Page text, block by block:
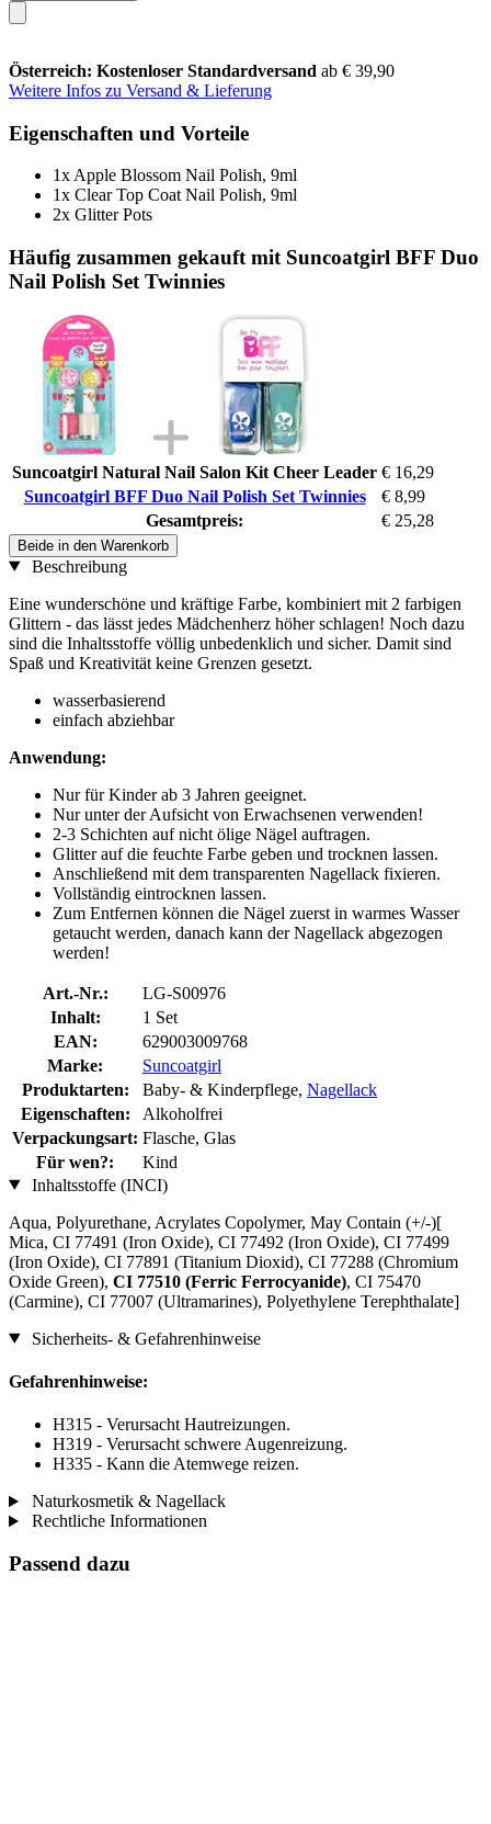
Österreich: Kostenloser Standardversand ab € 39,90
Weitere Infos zu Versand & Lieferung
Eigenschaften und Vorteile
1x Apple Blossom Nail Polish, 9ml
1x Clear Top Coat Nail Polish, 9ml
2x Glitter Pots
Häufig zusammen gekauft mit Suncoatgirl BFF Duo
Nail Polish Set Twinnies
Suncoatgirl Natural Nail Salon Kit Cheer Leader € 16,29
Suncoatgirl BFF Duo Nail Polish Set Twinnies
€ 8,99
Gesamtpreis:
€ 25,28
Beide in den Warenkorb
Beschreibung
Eine wunderschöne und kräftige Farbe, kombiniert mit 2 farbigen
Glittern - das lässt jedes Mädchenherz höher schlagen! Noch dazu
sind die Inhaltsstoffe völlig unbedenklich und sicher. Damit sind
Spaß und Kreativität keine Grenzen gesetzt.
wasserbasierend
einfach abziehbar
Anwendung:
Nur für Kinder ab 3 Jahren geeignet.
Nur unter der Aufsicht von Erwachsenen verwenden!
2-3 Schichten auf nicht ölige Nägel auftragen.
Glitter auf die feuchte Farbe geben und trocknen lassen.
Anschließend mit dem transparenten Nagellack fixieren.
Vollständig eintrocknen lassen.
Zum Entfernen können die Nägel zuerst in warmes Wasser
getaucht werden, danach kann der Nagellack abgezogen
werden!
Art.-Nr.:
LG-S00976
Inhalt:
1 Set
EAN:
629003009768
Marke:
Suncoatgirl
Produktarten:
Baby- & Kinderpflege, Nagellack
Eigenschaften:
Alkoholfrei
Verpackungsart: Flasche, Glas
Für wen?:
Kind
Inhaltsstoffe (INCI)
Aqua, Polyurethane, Acrylates Copolymer, May Contain (+/-)[
Mica, CI 77491 (Iron Oxide), CI 77492 (Iron Oxide), CI 77499
(Iron Oxide), CI 77891 (Titanium Dioxid), CI 77288 (Chromium
Oxide Green), CI 77510 (Ferric Ferrocyanide), CI 75470
(Carmine), CI 77007 (Ultramarines) , Polyethylene Terephthalate]
Sicherheits- & Gefahrenhinweise
Gefahrenhinweise:
H315 - Verursacht Hautreizungen.
H319 - Verursacht schwere Augenreizung.
H335 - Kann die Atemwege reizen.
Naturkosmetik & Nagellack
Rechtliche Informationen
Passend dazu